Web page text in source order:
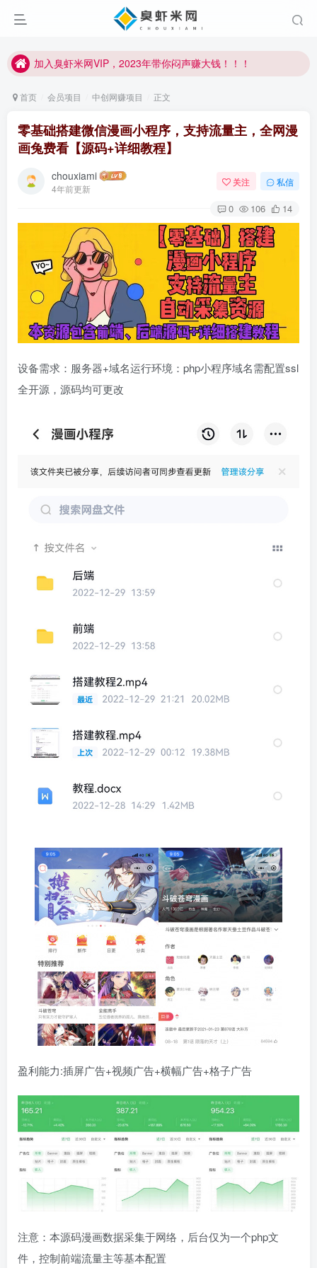
加入臭虾米网VIP，2023年带你闷声赚大钱！！！
首页 会员项目 中创网赚项目 正文
零基础搭建微信漫画小程序，支持流量主，全网漫
画兔费看【源码+详细教程】
chouxiami
4年前更新
关注 私信
0 106 14
设备需求：服务器+域名运行环境：php小程序域名需配置ssl
全开源，源码均可更改
盈利能力:插屏广告+视频广告+横幅广告+格子广告
注意：本源码漫画数据采集于网络，后台仅为一个php文
件，控制前端流量主等基本配置